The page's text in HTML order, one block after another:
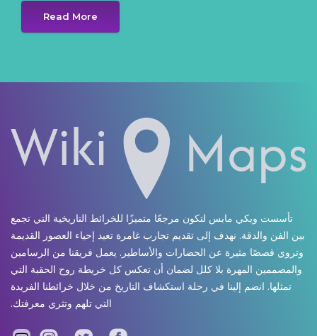
Read More
تأسست ويكي مابس لتكون مرجعًا متميزًا للخرائط التاريخية التي تجمع
بين الفن والدقة. نهدف إلى تقديم تجارب غامرة تعيد إحياء العصور القديمة
وتروي قصصًا مثيرة عن الحضارات والأساطير. يعمل فريقنا من الرسامين
والمصممين المهرة بلا كلل لضمان أن تعكس كل خريطة روح الحقبة التي
تمثلها. انضم إلينا في رحلة استكشاف التاريخ من خلال خرائطنا الفريدة
التي تلهم وتثري معرفتك.